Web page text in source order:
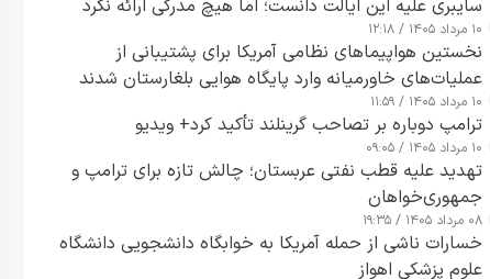
سایبری علیه این ایالت دانست؛ اما هیچ مدرکی ارائه نکرد
۱۰ مرداد ۱۴۰۵ / ۱۲:۱۸
نخستین هواپیماهای نظامی آمریکا برای پشتیبانی از
عملیات‌های خاورمیانه وارد پایگاه هوایی بلغارستان شدند
۱۰ مرداد ۱۴۰۵ / ۱۱:۵۹
ترامپ دوباره بر تصاحب گرینلند تأکید کرد+ ویدیو
۱۰ مرداد ۱۴۰۵ / ۰۹:۰۵
تهدید علیه قطب نفتی عربستان؛ چالش تازه برای ترامپ و
جمهوری‌خواهان
۰۸ مرداد ۱۴۰۵ / ۱۹:۳۵
خسارات ناشی از حمله آمریکا به خوابگاه دانشجویی دانشگاه
علوم پزشکی اهواز